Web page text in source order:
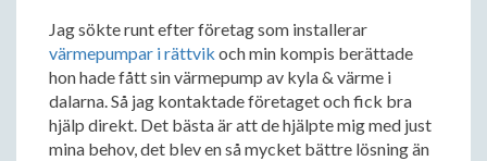
Jag sökte runt efter företag som installerar
värmepumpar i rättvik och min kompis berättade
hon hade fått sin värmepump av kyla & värme i
dalarna. Så jag kontaktade företaget och fick bra
hjälp direkt. Det bästa är att de hjälpte mig med just
mina behov, det blev en så mycket bättre lösning än